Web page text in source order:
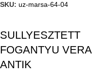
SKU: uz-marsa-64-04
SULLYESZTETT
FOGANTYU VERA
ANTIK